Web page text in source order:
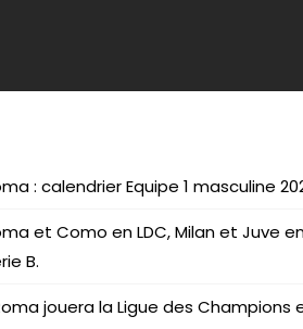
: calendrier Equipe 1 masculine
et Como en LDC, Milan et Juve
B.
jouera la Ligue des